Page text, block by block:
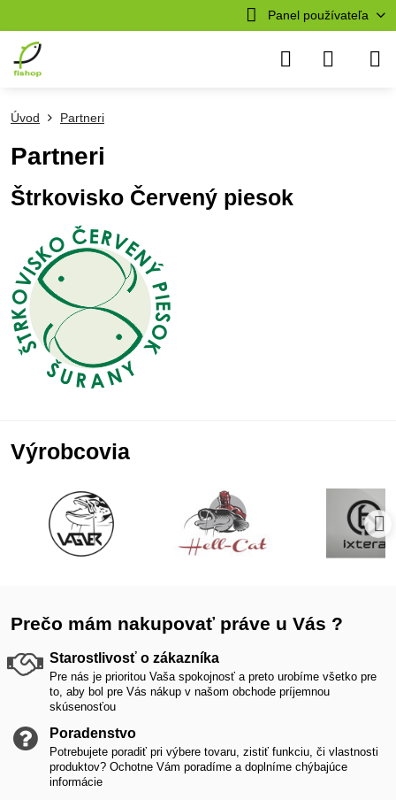
Panel používateľa
Úvod Partneri
Partneri
Štrkovisko Červený piesok
Výrobcovia
Prečo mám nakupovať práve u Vás ?
Starostlivosť o zákazníka
Pre nás je prioritou Vaša spokojnosť a preto urobíme všetko pre
to, aby bol pre Vás nákup v našom obchode príjemnou
skúsenosťou
Poradenstvo
Potrebujete poradiť pri výbere tovaru, zistiť funkciu, či vlastnosti
produktov? Ochotne Vám poradíme a doplníme chýbajúce
informácie